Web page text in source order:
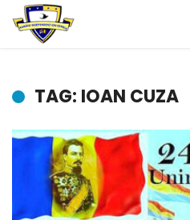
TAG: IOAN CUZA